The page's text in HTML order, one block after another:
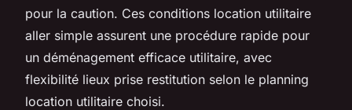
pour la caution. Ces conditions location utilitaire
aller simple assurent une procédure rapide pour
un déménagement efficace utilitaire, avec
flexibilité lieux prise restitution selon le planning
location utilitaire choisi.